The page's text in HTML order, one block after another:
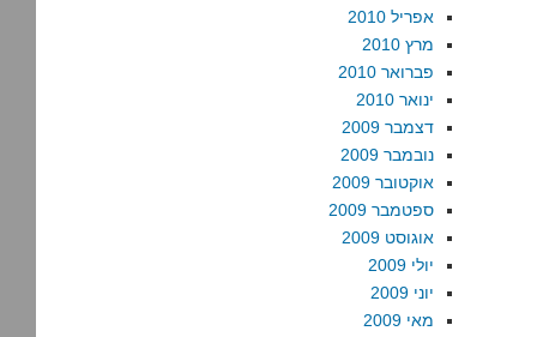
אפריל 2010
מרץ 2010
פברואר 2010
ינואר 2010
דצמבר 2009
נובמבר 2009
אוקטובר 2009
ספטמבר 2009
אוגוסט 2009
יולי 2009
יוני 2009
מאי 2009